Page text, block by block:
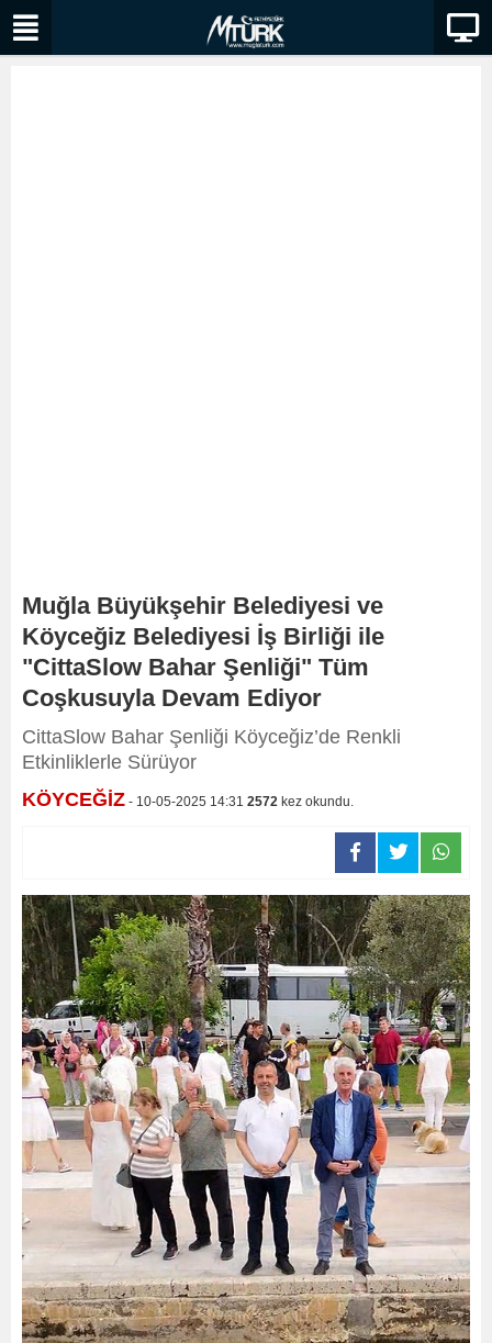
Muğla Büyükşehir Belediyesi ve
Köyceğiz Belediyesi İş Birliği ile
"CittaSlow Bahar Şenliği" Tüm
Coşkusuyla Devam Ediyor
CittaSlow Bahar Şenliği Köyceğiz’de Renkli
Etkinliklerle Sürüyor
KÖYCEĞİZ - 10-05-2025 14:31 2572 kez okundu.